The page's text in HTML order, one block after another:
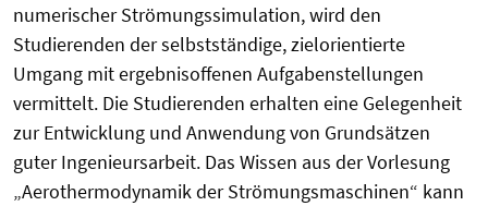
numerischer Strömungssimulation, wird den
Studierenden der selbstständige, zielorientierte
Umgang mit ergebnisoffenen Aufgabenstellungen
vermittelt. Die Studierenden erhalten eine Gelegenheit
zur Entwicklung und Anwendung von Grundsätzen
guter Ingenieursarbeit. Das Wissen aus der Vorlesung
„Aerothermodynamik der Strömungsmaschinen“ kann